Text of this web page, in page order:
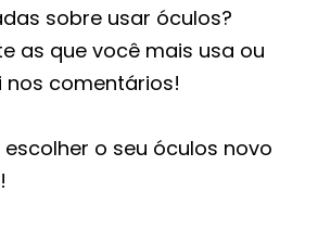
sobre usar óculos?
as que você mais usa ou
nos comentários!
o seu óculos novo
!